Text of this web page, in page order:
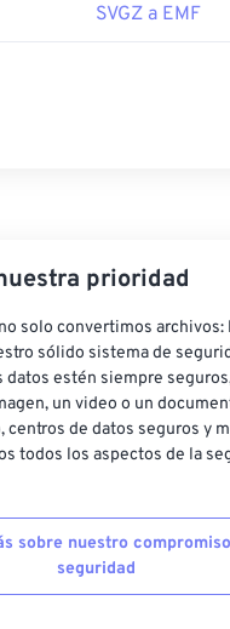
SVGZ a EMF
prioridad
solo convertimos archivos:
sólido sistema de
datos estén siempre
un video o un
centros de datos seguros y
todos los aspectos de la
sobre nuestro
seguridad